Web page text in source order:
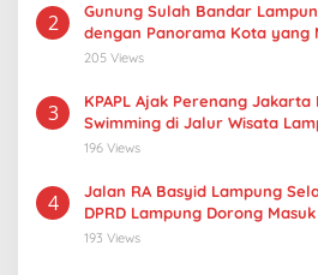
2
Gunung Sulah Bandar
dengan Panorama Kota yang
205 Views
3
KPAPL Ajak Perenang
Swimming di Jalur Wisata
196 Views
4
Jalan RA Basyid Lampung
DPRD Lampung Dorong
193 Views